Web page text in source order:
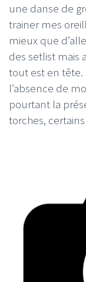
une danse de
trainer mes
mieux que
des setlist mais
tout est en
l’absence de
pourtant la
torches,